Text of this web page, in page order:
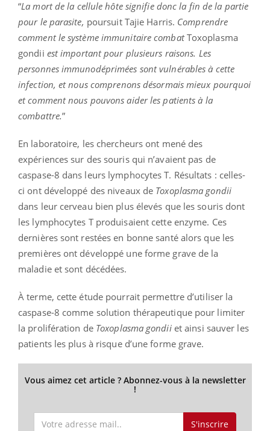
“La mort de la cellule hôte signifie donc la fin de la partie
pour le parasite, poursuit Tajie Harris. Comprendre
comment le système immunitaire combatToxoplasma
gondii est important pour plusieurs raisons. Les
personnes immunodéprimées sont vulnérables à cette
infection, et nous comprenons désormais mieux pourquoi
et comment nous pouvons aider les patients à la
combattre.”
En laboratoire, les chercheurs ont mené des
expériences sur des souris qui n’avaient pas de
caspase-8 dans leurs lymphocytes T. Résultats : celles-
ci ont développé des niveaux de Toxoplasma gondii
dans leur cerveau bien plus élevés que les souris dont
les lymphocytes T produisaient cette enzyme. Ces
dernières sont restées en bonne santé alors que les
premières ont développé une forme grave de la
maladie et sont décédées.
À terme, cette étude pourrait permettre d’utiliser la
caspase-8 comme solution thérapeutique pour limiter
la prolifération de Toxoplasma gondiiet ainsi sauver les
patients les plus à risque d’une forme grave.
Vous aimez cet article ? Abonnez-vous à la newsletter
!
S'inscrire